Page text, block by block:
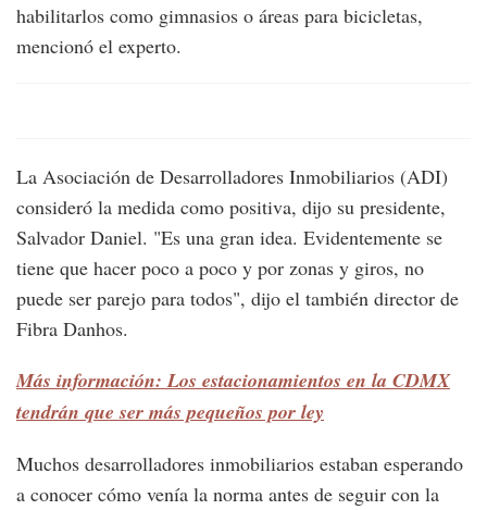
habilitarlos como gimnasios o áreas para bicicletas,
mencionó el experto.
La Asociación de Desarrolladores Inmobiliarios (ADI)
consideró la medida como positiva, dijo su presidente,
Salvador Daniel. "Es una gran idea. Evidentemente se
tiene que hacer poco a poco y por zonas y giros, no
puede ser parejo para todos", dijo el también director de
Fibra Danhos.
Más información: Los estacionamientos en la CDMX
tendrán que ser más pequeños por ley
Muchos desarrolladores inmobiliarios estaban esperando
a conocer cómo venía la norma antes de seguir con la